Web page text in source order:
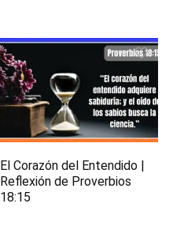
El Corazón del Entendido |
Reflexión de Proverbios
18:15